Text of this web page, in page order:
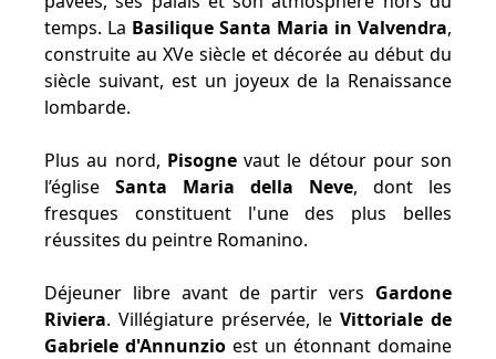
temps. La Basilique Santa Maria in Valvendra,
construite au XVe siècle et décorée au début du
siècle suivant, est un joyeux de la Renaissance
lombarde.
Plus au nord, Pisognevaut le détour pour son
l’église Santa Maria della Neve, dont les
fresques constituent l'une des plus belles
réussites du peintre Romanino.
Déjeuner libre avant de partir vers Gardone
Riviera. Villégiature préservée, le Vittoriale de
Gabriele d'Annunzio est un étonnant domaine